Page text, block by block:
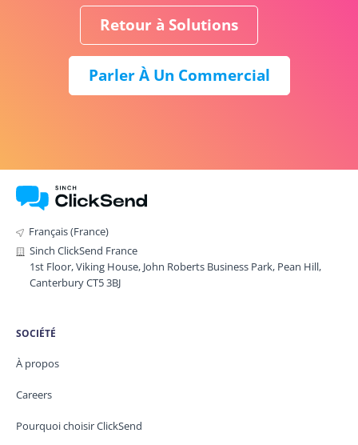
Retour à Solutions
Parler À Un Commercial
Français (France)
Sinch ClickSend France
1st Floor, Viking House, John Roberts Business Park, Pean Hill,
Canterbury CT5 3BJ
SOCIÉTÉ
À propos
Careers
Pourquoi choisir ClickSend